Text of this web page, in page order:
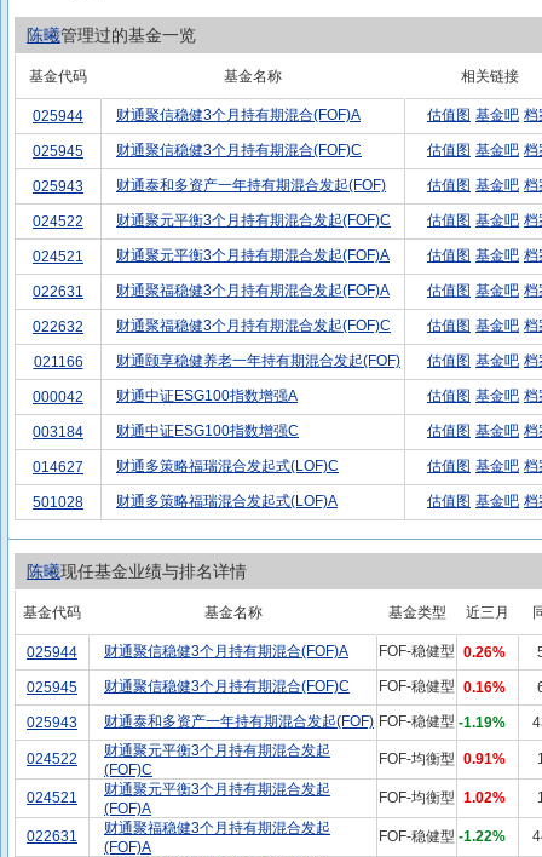
陈曦管理过的基金一览
基金代码 基金名称 相关链接
025944 财通聚信稳健3个月持有期混合(FOF)A 估值图 基金吧 档
025945 财通聚信稳健3个月持有期混合(FOF)C 估值图 基金吧 档
025943 财通泰和多资产一年持有期混合发起(FOF) 估值图 基金吧 档
024522 财通聚元平衡3个月持有期混合发起(FOF)C 估值图 基金吧 档
024521 财通聚元平衡3个月持有期混合发起(FOF)A 估值图 基金吧 档
022631 财通聚福稳健3个月持有期混合发起(FOF)A 估值图 基金吧 档
022632 财通聚福稳健3个月持有期混合发起(FOF)C 估值图 基金吧 档
021166 财通颐享稳健养老一年持有期混合发起(FOF) 估值图 基金吧 档
000042 财通中证ESG100指数增强A 估值图 基金吧 档
003184 财通中证ESG100指数增强C 估值图 基金吧 档
014627 财通多策略福瑞混合发起式(LOF)C 估值图 基金吧 档
501028 财通多策略福瑞混合发起式(LOF)A 估值图 基金吧 档
陈曦现任基金业绩与排名详情
基金代码 基金名称 基金类型 近三月
025944 财通聚信稳健3个月持有期混合(FOF)A FOF-稳健型 0.26%
025945 财通聚信稳健3个月持有期混合(FOF)C FOF-稳健型 0.16%
025943 财通泰和多资产一年持有期混合发起(FOF) FOF-稳健型 -1.19%
024522
财通聚元平衡3个月持有期混合发起
(FOF)C
FOF-均衡型 0.91%
024521
财通聚元平衡3个月持有期混合发起
(FOF)A
FOF-均衡型 1.02%
022631
财通聚福稳健3个月持有期混合发起
(FOF)A
FOF-稳健型 -1.22%